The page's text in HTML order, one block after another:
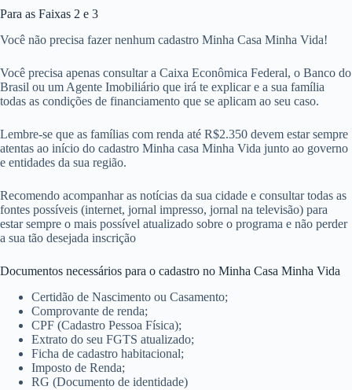
Para as Faixas 2 e 3
Você não precisa fazer nenhum cadastro Minha Casa Minha Vida!
Você precisa apenas consultar a Caixa Econômica Federal, o Banco do
Brasil ou um Agente Imobiliário que irá te explicar e a sua família
todas as condições de financiamento que se aplicam ao seu caso.
Lembre-se que as famílias com renda até R$2.350 devem estar sempre
atentas ao início do cadastro Minha casa Minha Vida junto ao governo
e entidades da sua região.
Recomendo acompanhar as notícias da sua cidade e consultar todas as
fontes possíveis (internet, jornal impresso, jornal na televisão) para
estar sempre o mais possível atualizado sobre o programa e não perder
a sua tão desejada inscrição
Documentos necessários para o cadastro no Minha Casa Minha Vida
Certidão de Nascimento ou Casamento;
Comprovante de renda;
CPF (Cadastro Pessoa Física);
Extrato do seu FGTS atualizado;
Ficha de cadastro habitacional;
Imposto de Renda;
RG (Documento de identidade)